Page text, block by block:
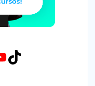
TikTok